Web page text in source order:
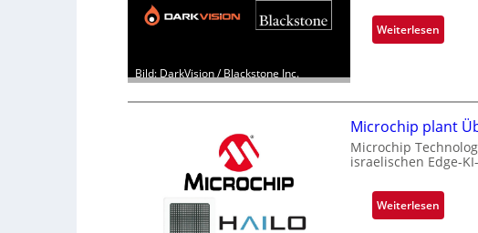
Bild: DarkVision / Blackstone Inc.
Weiterlesen:
B
c
k
s
t
n
e
Microchip plant
Microchip
israelischen Edge-
Weiterlesen:
M